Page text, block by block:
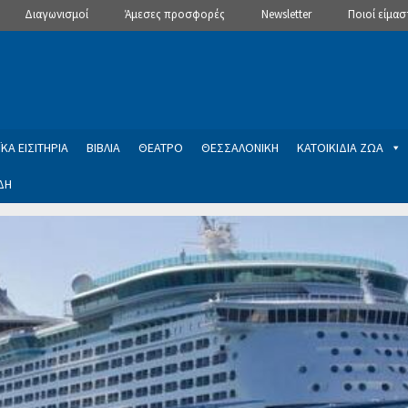
Διαγωνισμοί Άμεσες προσφορές Newsletter Ποιοί
ΕΙΣΙΤΗΡΙΑ ΒΙΒΛΙΑ ΘΕΑΤΡΟ ΘΕΣΣΑΛΟΝΙΚΗ ΚΑΤΟΙΚΙΔΙΑ ΖΩΑ
Newsletter
εγγραφής στο Newsletter του Dealistas.grΕπικοινωνία